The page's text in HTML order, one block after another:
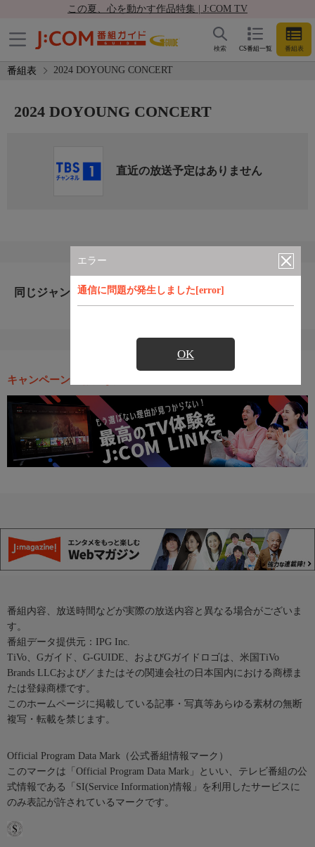
この夏、心を動かす作品特集 | J:COM TV
CS番組一覧 番組表
検索
番組表 2024 DOYOUNG CONCERT
エラー
通信に問題が発生しました[error]
OK
2024 DOYOUNG CONCERT
直近の放送予定はありません
同じジャンルのおすすめ番組
キャンペーン・お得な情報
番組内容、放送時間などが実際の放送内容と異なる場合がございま
す。
番組データ提供元：IPG Inc.
TiVo、Gガイド、G-GUIDE、およびGガイドロゴは、米国TiVo
Brands LLCおよび／またはその関連会社の日本国内における商標ま
たは登録商標です。
このホームページに掲載している記事・写真等あらゆる素材の無断
複写・転載を禁じます。
Official Program Data Mark（公式番組情報マーク）
このマークは「Official Program Data Mark」といい、テレビ番組の公
式情報である「SI(Service Information)情報」を利用したサービスに
のみ表記が許されているマークです。